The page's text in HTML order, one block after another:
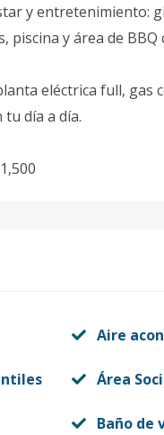
y entretenimiento:
piscina y área de
eléctrica full,
tu día a día.
Aire
Área
Baño de